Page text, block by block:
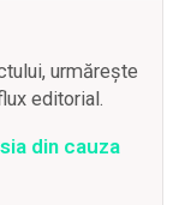
urmărește
editorial.
din cauza